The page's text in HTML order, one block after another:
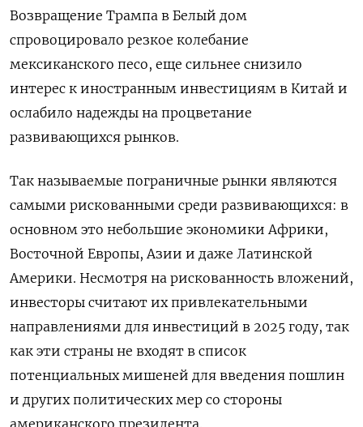
Возвращение Трампа в Белый дом
спровоцировало резкое колебание
мексиканского песо, еще сильнее снизило
интерес к иностранным инвестициям в Китай и
ослабило надежды на процветание
развивающихся рынков.
Так называемые пограничные рынки являются
самыми рискованными среди развивающихся: в
основном это небольшие экономики Африки,
Восточной Европы, Азии и даже Латинской
Америки. Несмотря на рискованность вложений,
инвесторы считают их привлекательными
направлениями для инвестиций в 2025 году, так
как эти страны не входят в список
потенциальных мишеней для введения пошлин
и других политических мер со стороны
американского президента.